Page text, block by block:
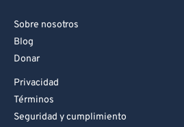
Sobre nosotros
Blog
Donar
Privacidad
Términos
Seguridad y cumplimiento